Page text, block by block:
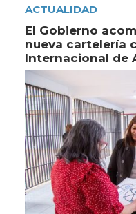
ACTUALIDAD
El Gobierno
nueva cartelería
Internacional de